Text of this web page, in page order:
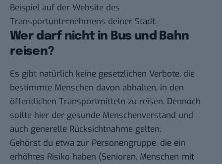
Beispiel auf der Website des
Transportunternehmens deiner Stadt.
Wer darf nicht in Bus und Bahn
reisen?
Es gibt natürlich keine gesetzlichen Verbote, die
bestimmte Menschen davon abhalten, in den
öffentlichen Transportmitteln zu reisen. Dennoch
sollte hier der gesunde Menschenverstand und
auch generelle Rücksichtnahme gelten.
Gehörst du etwa zur Personengruppe, die ein
erhöhtes Risiko haben (Senioren, Menschen mit